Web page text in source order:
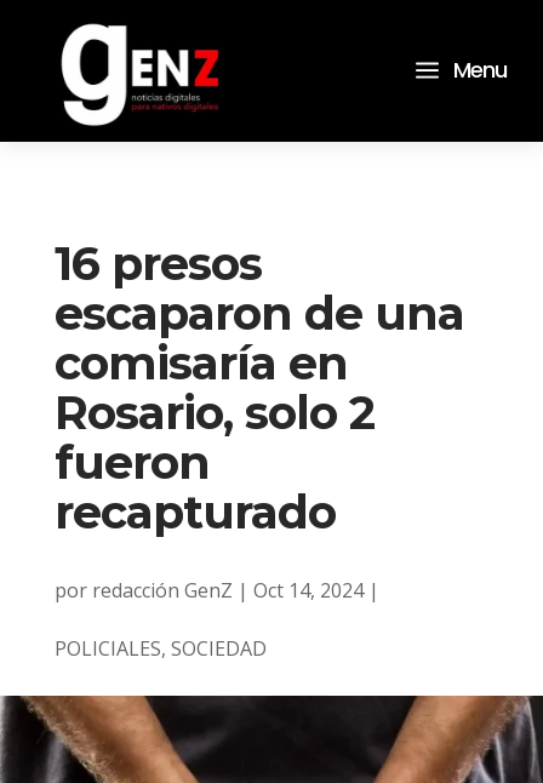
a Menu
16 presos
escaparon de una
comisaría en
Rosario, solo 2
fueron
recapturado
por redacción GenZ | Oct 14, 2024|
POLICIALES, SOCIEDAD